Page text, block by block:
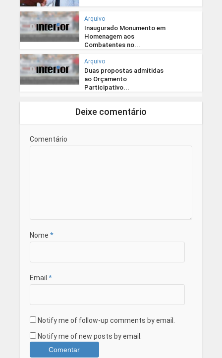
Arquivo
Inaugurado Monumento em
Homenagem aos
Combatentes no...
Arquivo
Duas propostas admitidas
ao Orçamento
Participativo...
Deixe comentário
Comentário
Nome *
Email *
Notify me of follow-up comments by email.
Notify me of new posts by email.